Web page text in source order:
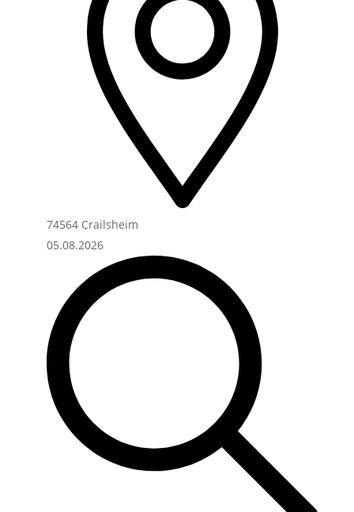
74564 Crailsheim
05.08.2026